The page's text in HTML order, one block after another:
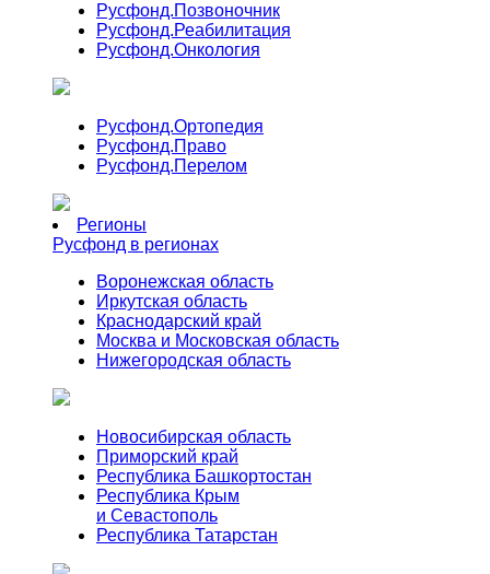
Русфонд.Позвоночник
Русфонд.Реабилитация
Русфонд.Онкология
Русфонд.Ортопедия
Русфонд.Право
Русфонд.Перелом
Регионы
Русфонд в регионах
Воронежская область
Иркутская область
Краснодарский край
Москва и Московская область
Нижегородская область
Новосибирская область
Приморский край
Республика Башкортостан
Республика Крым
и Севастополь
Республика Татарстан